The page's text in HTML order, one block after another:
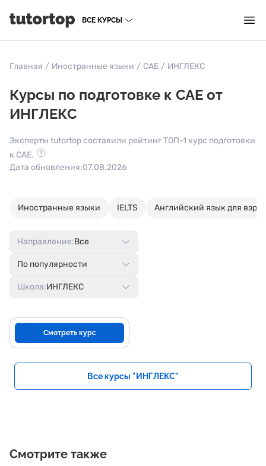
ВСЕ КУРСЫ
Главная / Иностранные языки / CAE / ИНГЛЕКС
Курсы по подготовке к CAE от
ИНГЛЕКС
Эксперты tutortop составили рейтинг ТОП-1 курс подготовки
к CAE.
Дата обновления:07.08.2026
Иностранные языки IELTS Английский язык для
Школа:ИНГЛЕКС
По популярности
Направление:Все
Смотреть курс
Все курсы "ИНГЛЕКС"
Смотрите также